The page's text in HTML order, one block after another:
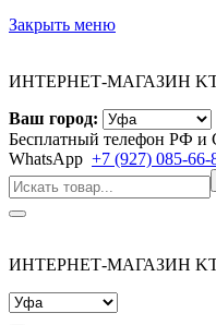
Закрыть меню
ИНТЕРНЕТ-МАГАЗИН
Ваш город:
Бесплатный телефон РФ
WhatsApp +7 (927) 085-66-
ИНТЕРНЕТ-МАГАЗИН